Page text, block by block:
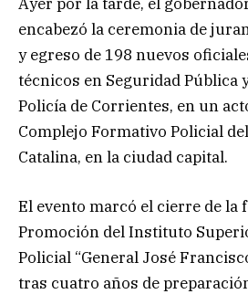
encabezó la ceremonia de
y egreso de 198 nuevos
técnicos en Seguridad Pública
Policía de Corrientes, en un
Complejo Formativo Policial
Catalina, en la ciudad capital.
El evento marcó el cierre de la
Promoción del Instituto
Policial “General José
tras cuatro años de